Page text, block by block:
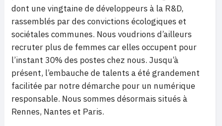
dont une vingtaine de développeurs à la R&D,
rassemblés par des convictions écologiques et
sociétales communes. Nous voudrions d’ailleurs
recruter plus de femmes car elles occupent pour
l’instant 30% des postes chez nous. Jusqu’à
présent, l’embauche de talents a été grandement
facilitée par notre démarche pour un numérique
responsable. Nous sommes désormais situés à
Rennes, Nantes et Paris.